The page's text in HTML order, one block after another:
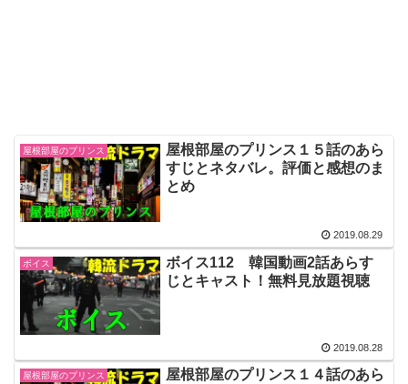
屋根部屋のプリンス
屋根部屋のプリンス１５話のあら
すじとネタバレ。評価と感想のま
とめ
2019.08.29
ボイス
ボイス112 韓国動画2話あらす
じとキャスト！無料見放題視聴
2019.08.28
屋根部屋のプリンス
屋根部屋のプリンス１４話のあら